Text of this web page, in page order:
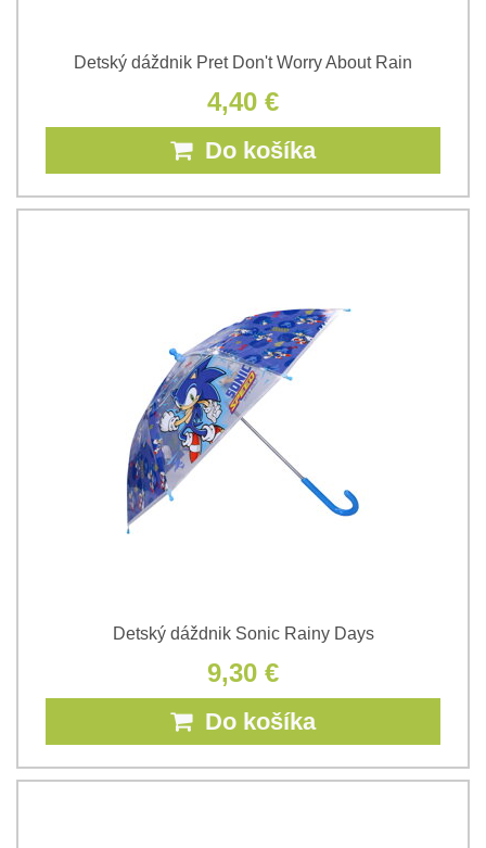
Detský dáždnik Pret Don't Worry About Rain
4,40 €
Do košíka
Detský dáždnik Sonic Rainy Days
9,30 €
Do košíka